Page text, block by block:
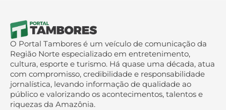
O Portal Tambores é um veículo de comunicação da
Região Norte especializado em entretenimento,
cultura, esporte e turismo. Há quase uma década, atua
com compromisso, credibilidade e responsabilidade
jornalística, levando informação de qualidade ao
público e valorizando os acontecimentos, talentos e
riquezas da Amazônia.